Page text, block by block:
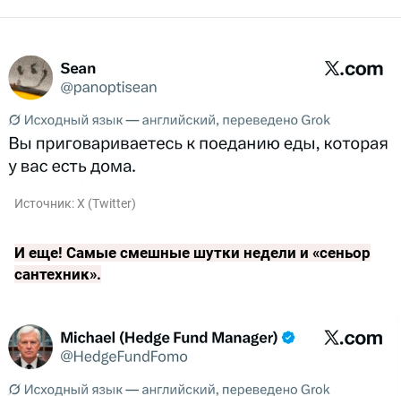
Источник:X (Twitter)
И еще! Самые смешные шутки недели и «сеньор
сантехник».